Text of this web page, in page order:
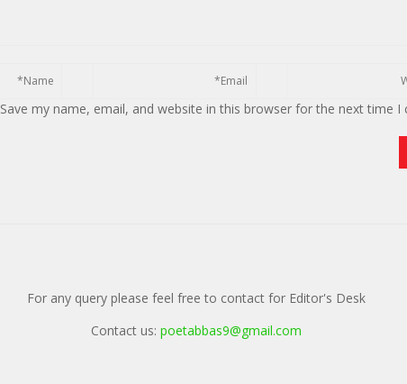
Save my name, email, and website in this browser for the next time I
For any query please feel free to contact for Editor's Desk
Contact us: poetabbas9@gmail.com